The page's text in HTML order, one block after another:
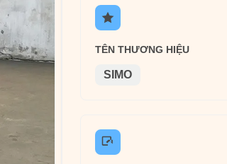
TÊN THƯƠNG HIỆU
SIMO